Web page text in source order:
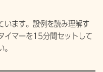
います。設例を読み理解す
イマーを15分間セットして